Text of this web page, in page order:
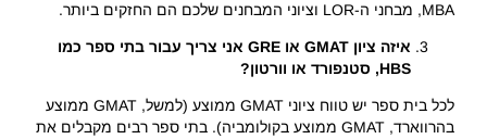
MBA, מבחני ה-LOR וציוני המבחנים שלכם הם החזקים ביותר.
איזה ציון GMAT או GRE אני צריך עבור בתי ספר כמו
HBS, סטנפורד או וורטון?
לכל בית ספר יש טווח ציוני GMAT ממוצע (למשל, GMAT ממוצע
בהרווארד, GMAT ממוצע בקולומביה). בתי ספר רבים מקבלים את